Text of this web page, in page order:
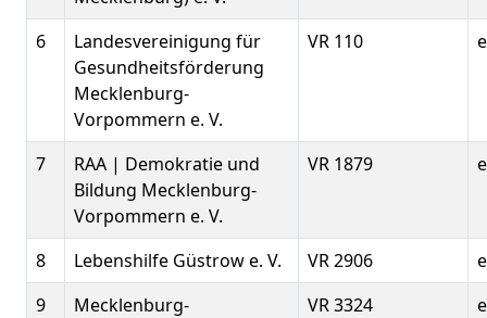
6
Landesvereinigung für
Gesundheitsförderung
Mecklenburg-
Vorpommern e. V.
VR 110
7
RAA | Demokratie und
Bildung Mecklenburg-
Vorpommern e. V.
VR 1879
8 Lebenshilfe Güstrow e. V. VR 2906
9
Mecklenburg-
VR 3324